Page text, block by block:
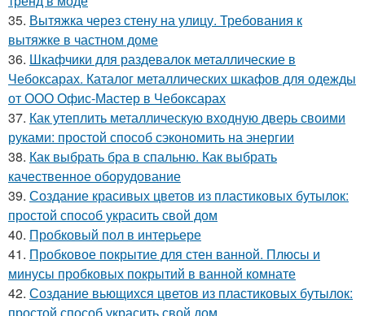
35. Вытяжка через стену на улицу. Требования к
вытяжке в частном доме
36. Шкафчики для раздевалок металлические в
Чебоксарах. Каталог металлических шкафов для одежды
от ООО Офис-Мастер в Чебоксарах
37. Как утеплить металлическую входную дверь своими
руками: простой способ сэкономить на энергии
38. Как выбрать бра в спальню. Как выбрать
качественное оборудование
39. Создание красивых цветов из пластиковых бутылок:
простой способ украсить свой дом
40. Пробковый пол в интерьере
41. Пробковое покрытие для стен ванной. Плюсы и
минусы пробковых покрытий в ванной комнате
42. Создание вьющихся цветов из пластиковых бутылок: